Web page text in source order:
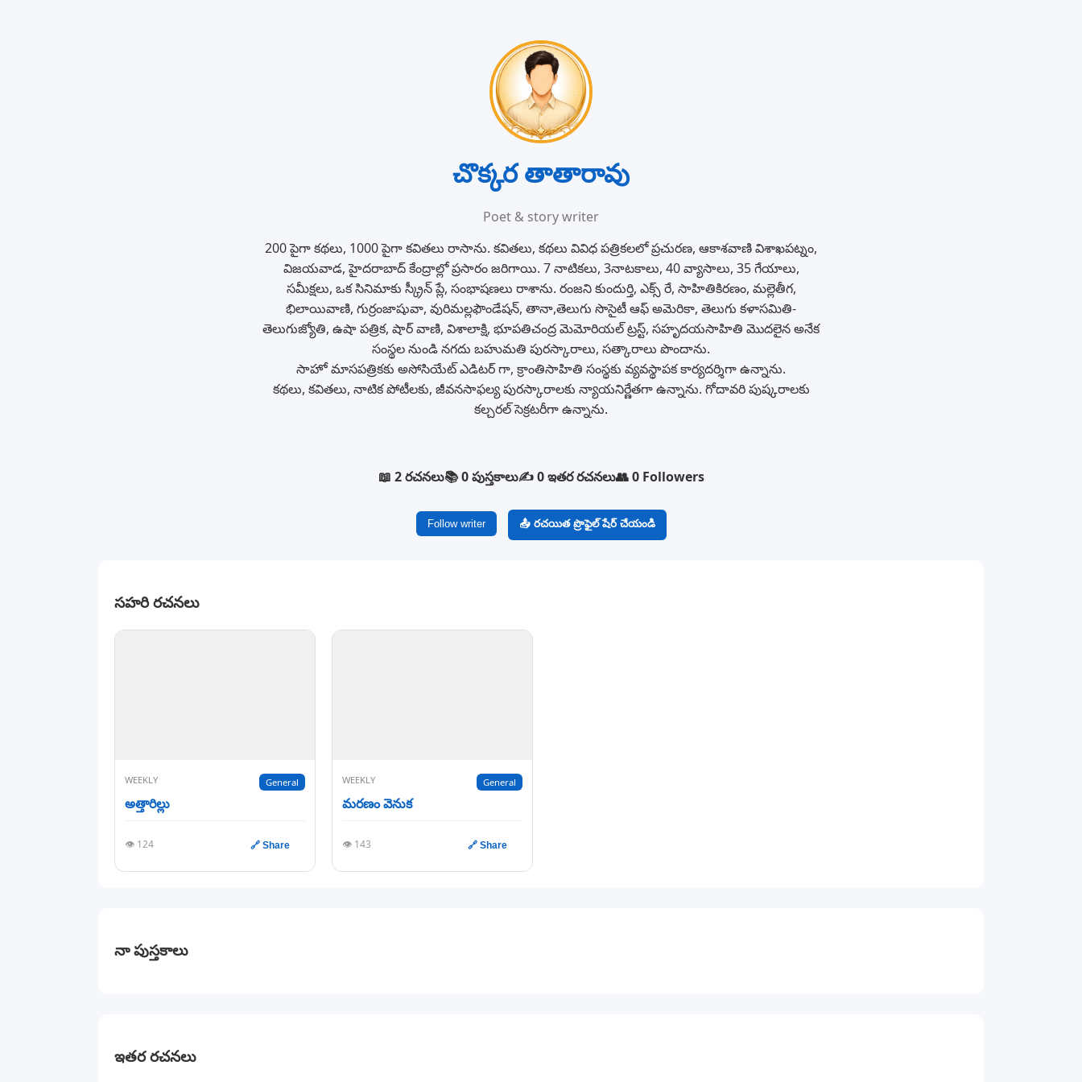
చొక్కర తాతారావు
Poet & story writer
200 పైగా కథలు, 1000 పైగా కవితలు రాసాను. కవితలు, కథలు వివిధ పత్రికలలో ప్రచురణ, ఆకాశవాణి విశాఖపట్నం,
విజయవాడ, హైదరాబాద్ కేంద్రాల్లో ప్రసారం జరిగాయి. 7 నాటికలు, 3నాటకాలు, 40 వ్యాసాలు, 35 గేయాలు,
సమీక్షలు, ఒక సినిమాకు స్క్రీన్ ప్లే, సంభాషణలు రాశాను. రంజని కుందుర్తి, ఎక్స్ రే, సాహితికిరణం, మల్లెతీగ,
భిలాయివాణి, గుర్రంజాషువా, వురిమల్లఫౌండేషన్, తానా,తెలుగు సొసైటీ ఆఫ్ అమెరికా, తెలుగు కళాసమితి-
తెలుగుజ్యోతి, ఉషా పత్రిక, షార్ వాణి, విశాలాక్షి, భూపతిచంద్ర మెమోరియల్ ట్రస్ట్, సహృదయసాహితి మొదలైన అనేక
సంస్థల నుండి నగదు బహుమతి పురస్కారాలు, సత్కారాలు పొందాను.
సాహో మాసపత్రికకు అసోసియేట్ ఎడిటర్ గా, క్రాంతిసాహితి సంస్థకు వ్యవస్థాపక కార్యదర్శిగా ఉన్నాను.
కథలు, కవితలు, నాటిక పోటీలకు, జీవనసాఫల్య పురస్కారాలకు న్యాయనిర్ణేతగా ఉన్నాను. గోదావరి పుష్కరాలకు
కల్చరల్ సెక్రటరీగా ఉన్నాను.
📖 2 రచనలు📚 0 పుస్తకాలు✍️ 0 ఇతర రచనలు👥 0 Followers
Follow writer 📤 రచయిత ప్రొఫైల్ షేర్ చేయండి
సహరి రచనలు
WEEKLY General
అత్తారిల్లు
👁️ 124 🔗 Share
WEEKLY General
మరణం వెనుక
👁️ 143 🔗 Share
నా పుస్తకాలు
ఇతర రచనలు